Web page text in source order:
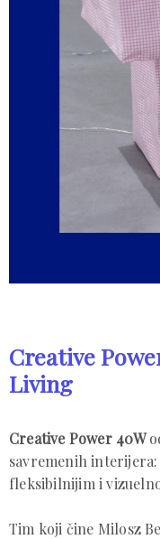
Creative
Living
Creative Power 40W
savremenih
fleksibilnijim i
Tim koji čine Milosz